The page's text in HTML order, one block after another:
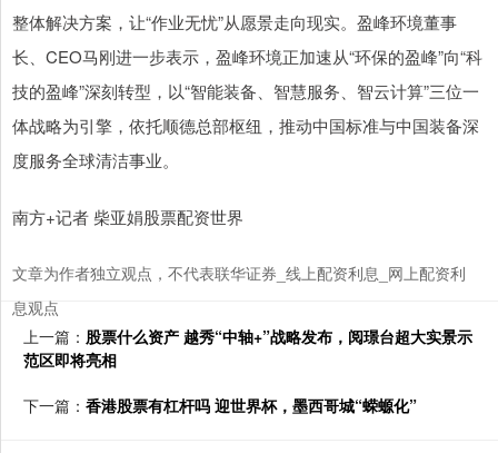
整体解决方案，让“作业无忧”从愿景走向现实。盈峰环境董事
长、CEO马刚进一步表示，盈峰环境正加速从“环保的盈峰”向“科
技的盈峰”深刻转型，以“智能装备、智慧服务、智云计算”三位一
体战略为引擎，依托顺德总部枢纽，推动中国标准与中国装备深
度服务全球清洁事业。
南方+记者 柴亚娟股票配资世界
文章为作者独立观点，不代表联华证券_线上配资利息_网上配资利
息观点
上一篇： 股票什么资产 越秀“中轴+”战略发布，阅璟台超大实景示
范区即将亮相
下一篇： 香港股票有杠杆吗 迎世界杯，墨西哥城“蝾螈化”